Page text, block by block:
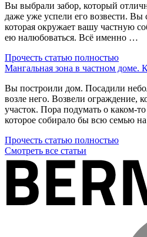
Вы выбрали забор, который
даже уже успели его возвести.
которая окружает вашу частную
ею налюбоваться. Всё именно …
Прочесть статью полностью
Мангальная зона в частном доме.
Вы построили дом. Посадили
возле него. Возвели ограждение,
участок. Пора подумать о каком-
которое собирало бы всю семью
Прочесть статью полностью
Смотреть все статьи